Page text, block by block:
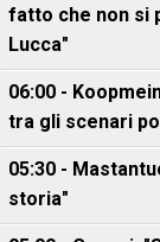
fatto che non si
Lucca"
06:00 -
tra gli scenari
05:30 -
storia"